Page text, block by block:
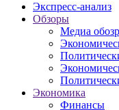
Экспресс-анализ
Обзоры
Медиа
Экономика
Финансы